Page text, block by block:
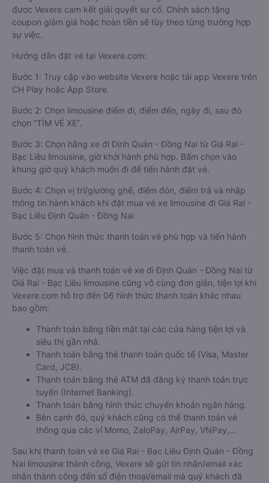
được Vexere cam kết giải quyết sự cố. Chính sách tặng
coupon giảm giá hoặc hoàn tiền sẽ tùy theo từng trường hợp
sự việc.
Hướng dẫn đặt vé tại Vexere.com:
Bước 1: Truy cập vào website Vexere hoặc tải app Vexere trên
CH Play hoặc App Store.
Bước 2: Chọn limousine điểm đi, điểm đến, ngày đi, sau đó
chọn “TÌM VÉ XE”.
Bước 3: Chọn hãng xe đi Định Quán - Đồng Nai từ Giá Rai -
Bạc Liêu limousine, giờ khởi hành phù hợp. Bấm chọn vào
khung giờ quý khách muốn đi để tiến hành đặt vé.
Bước 4: Chọn vị trí/giường ghế, điểm đón, điểm trả và nhập
thông tin hành khách khi đặt mua vé xe limousine đi Giá Rai -
Bạc Liêu Định Quán - Đồng Nai
Bước 5: Chọn hình thức thanh toán vé phù hợp và tiến hành
thanh toán vé.
Việc đặt mua và thanh toán vé xe đi Định Quán - Đồng Nai từ
Giá Rai - Bạc Liêu limousine cũng vô cùng đơn giản, tiện lợi khi
Vexere.com hỗ trợ đến 06 hình thức thanh toán khác nhau
bao gồm:
Thanh toán bằng tiền mặt tại các cửa hàng tiện lợi và
siêu thị gần nhà.
Thanh toán bằng thẻ thanh toán quốc tế (Visa, Master
Card, JCB).
Thanh toán bằng thẻ ATM đã đăng ký thanh toán trực
tuyến (Internet Banking).
Thanh toán bằng hình thức chuyển khoản ngân hàng.
Bên cạnh đó, quý khách cũng có thể thanh toán vé
thông qua các ví Momo, ZaloPay, AirPay, VNPay,…
Sau khi thanh toán vé xe Giá Rai - Bạc Liêu Định Quán - Đồng
Nai limousine thành công, Vexere sẽ gửi tin nhắn/email xác
nhận thành công đến số điện thoại/email mà quý khách đã